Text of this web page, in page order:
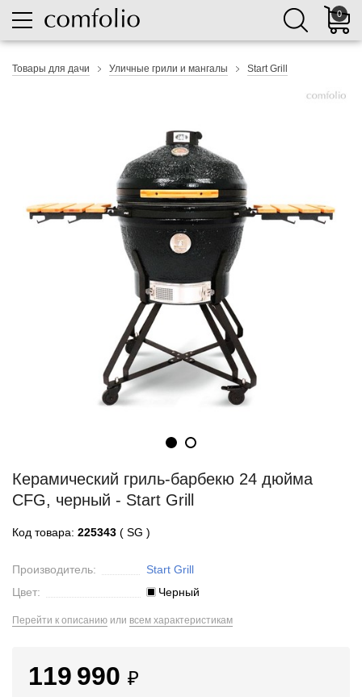
0
Товары для дачи Уличные грили и мангалы Start Grill
Керамический гриль-барбекю 24 дюйма
CFG, черный - Start Grill
Код товара: 225343 ( SG )
Производитель:
Start Grill
Цвет:
Черный
Перейти к описанию или всем характеристикам
119 990 ₽